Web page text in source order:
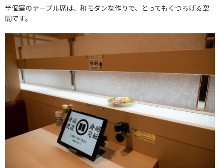
半個室のテーブル席は、和モダンな作りで、とってもくつろげる空
間です。